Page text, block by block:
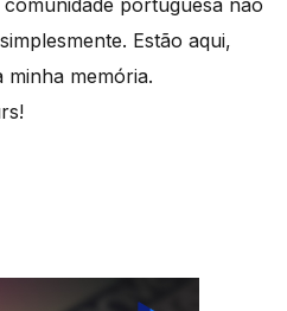
portuguesa não
Estão aqui,
memória.